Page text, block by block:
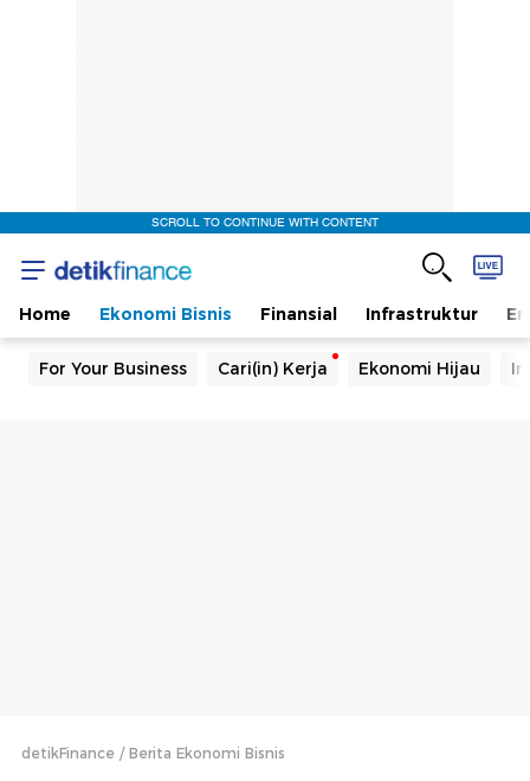
SCROLL TO CONTINUE WITH CONTENT
Home Ekonomi Bisnis Finansial Infrastruktur
For Your Business Cari(in) Kerja Ekonomi Hijau
detikFinance Berita Ekonomi Bisnis